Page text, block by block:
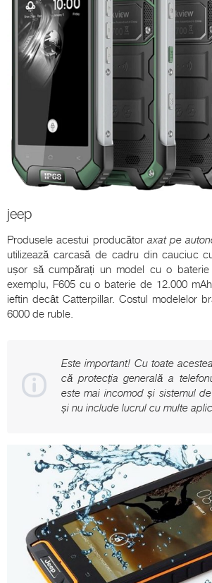
jeep
Produsele acestui producător axat pe
utilizează carcasă de cadru din cauciuc
ușor să cumpărați un model cu o
exemplu, F605 cu o baterie de 12.000
ieftin decât Catterpillar. Costul modelelor
6000 de ruble.
Este important! Cu toate
că protecția generală a
este mai incomod și sistemul
și nu include lucrul cu multe